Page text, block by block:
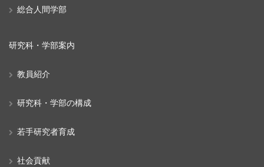
総合人間学部
研究科・学部案内
教員紹介
研究科・学部の構成
若手研究者育成
社会貢献